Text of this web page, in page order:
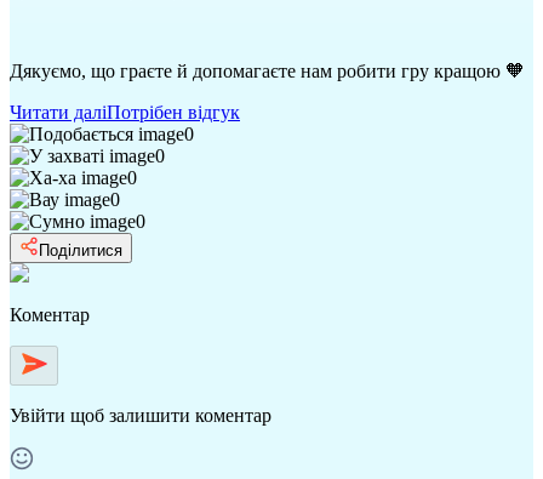
Дякуємо, що граєте й допомагаєте нам робити гру кращою 🧡
Читати даліПотрібен відгук
0
0
0
0
0
Поділитися
Коментар
Увійти щоб залишити коментар